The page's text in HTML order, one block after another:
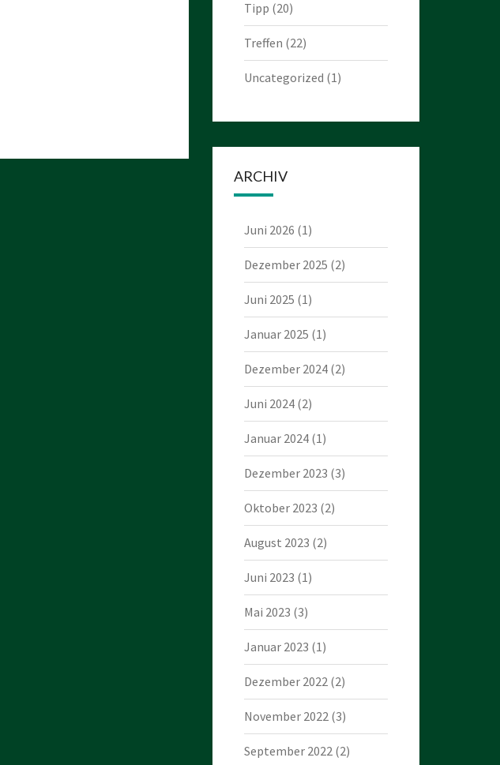
Tipp (20)
Treffen (22)
Uncategorized (1)
ARCHIV
Juni 2026 (1)
Dezember 2025 (2)
Juni 2025 (1)
Januar 2025 (1)
Dezember 2024(2)
Juni 2024(2)
Januar 2024(1)
Dezember 2023 (3)
Oktober 2023 (2)
August 2023 (2)
Juni 2023 (1)
Mai 2023 (3)
Januar 2023 (1)
Dezember 2022(2)
November 2022(3)
September 2022(2)